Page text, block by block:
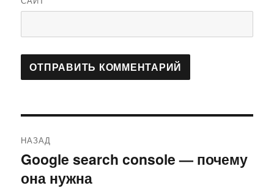
по
записям
НАЗАД
Предыдущая
запись:
Google search console — почему
она нужна